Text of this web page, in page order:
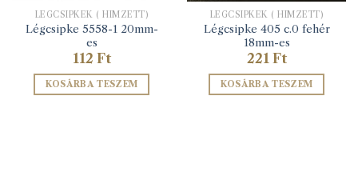
LÉGCSIPKÉK ( HÍMZETT)
Légcsipke 5558-1 20mm-
es
112 Ft
KOSÁRBA TESZEM
LÉGCSIPKÉK ( HÍMZETT)
Légcsipke 405 c.0 fehér
18mm-es
221 Ft
KOSÁRBA TESZEM